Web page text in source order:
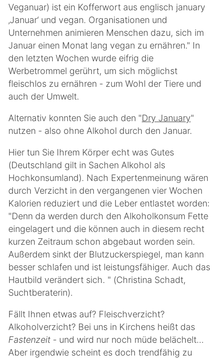
Veganuar) ist ein Kofferwort aus englisch january
‚Januar‘ und vegan. Organisationen und
Unternehmen animieren Menschen dazu, sich im
Januar einen Monat lang vegan zu ernähren." In
den letzten Wochen wurde eifrig die
Werbetrommel gerührt, um sich möglichst
fleischlos zu ernähren - zum Wohl der Tiere und
auch der Umwelt.
Alternativ konnten Sie auch den "Dry January"
nutzen - also ohne Alkohol durch den Januar.
Hier tun Sie Ihrem Körper echt was Gutes
(Deutschland gilt in Sachen Alkohol als
Hochkonsumland). Nach Expertenmeinung wären
durch Verzicht in den vergangenen vier Wochen
Kalorien reduziert und die Leber entlastet worden:
"Denn da werden durch den Alkoholkonsum Fette
eingelagert und die können auch in diesem recht
kurzen Zeitraum schon abgebaut worden sein.
Außerdem sinkt der Blutzuckerspiegel, man kann
besser schlafen und ist leistungsfähiger. Auch das
Hautbild verändert sich. " (Christina Schadt,
Suchtberaterin).
Fällt Ihnen etwas auf? Fleischverzicht?
Alkoholverzicht? Bei uns in Kirchens heißt das
Fastenzeit - und wird nur noch müde belächelt...
Aber irgendwie scheint es doch trendfähig zu